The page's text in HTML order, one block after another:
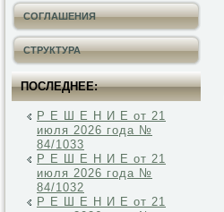
СОГЛАШЕНИЯ
СТРУКТУРА
ПОСЛЕДНЕЕ:
Р Е Ш Е Н И Е от 21
июля 2026 года №
84/1033
Р Е Ш Е Н И Е от 21
июля 2026 года №
84/1032
Р Е Ш Е Н И Е от 21